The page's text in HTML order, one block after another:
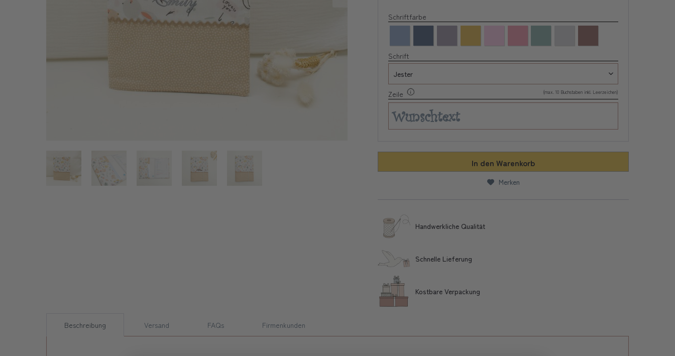
Schriftfarbe
Schrift
Zeile (max. 10 Buchstaben inkl. Leerzeichen)
In den Warenkorb
Merken
Handwerkliche Qualität
Schnelle Lieferung
Kostbare Verpackung
Beschreibung Versand FAQs Firmenkunden